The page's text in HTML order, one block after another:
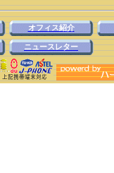
オフィス紹介
ニュースレター